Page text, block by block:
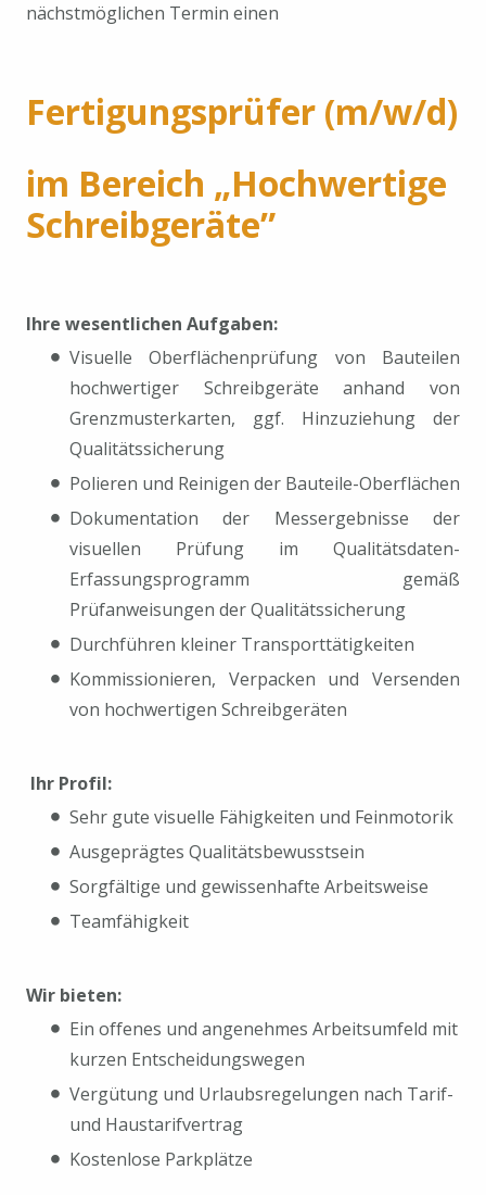
nächstmöglichen Termin einen
Fertigungsprüfer (m/w/d)
im Bereich „Hochwertige
Schreibgeräte”
Ihre wesentlichen Aufgaben:
Visuelle Oberflächenprüfung von Bauteilen
hochwertiger Schreibgeräte anhand von
Grenzmusterkarten, ggf. Hinzuziehung der
Qualitätssicherung
Polieren und Reinigen der Bauteile-Oberflächen
Dokumentation der Messergebnisse der
visuellen Prüfung im Qualitätsdaten-
Erfassungsprogramm gemäß
Prüfanweisungen der Qualitätssicherung
Durchführen kleiner Transporttätigkeiten
Kommissionieren, Verpacken und Versenden
von hochwertigen Schreibgeräten
Ihr Profil:
Sehr gute visuelle Fähigkeiten und Feinmotorik
Ausgeprägtes Qualitätsbewusstsein
Sorgfältige und gewissenhafte Arbeitsweise
Teamfähigkeit
Wir bieten:
Ein offenes und angenehmes Arbeitsumfeld mit
kurzen Entscheidungswegen
Vergütung und Urlaubsregelungen nach Tarif-
und Haustarifvertrag
Kostenlose Parkplätze